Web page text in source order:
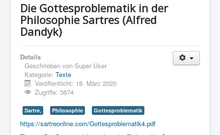
Lexika
Rezensionen
Impressum
Die Gottesproblematik in der
Philosophie Sartres (Alfred
Dandyk)
Details
Geschrieben von Super User
Kategorie: Texte
Veröffentlicht: 18. März 2020
Zugriffe: 3674
Sartre, Philosophie Gottesproblematik
https://sartreonline.com/Gottesproblematik4.pdf